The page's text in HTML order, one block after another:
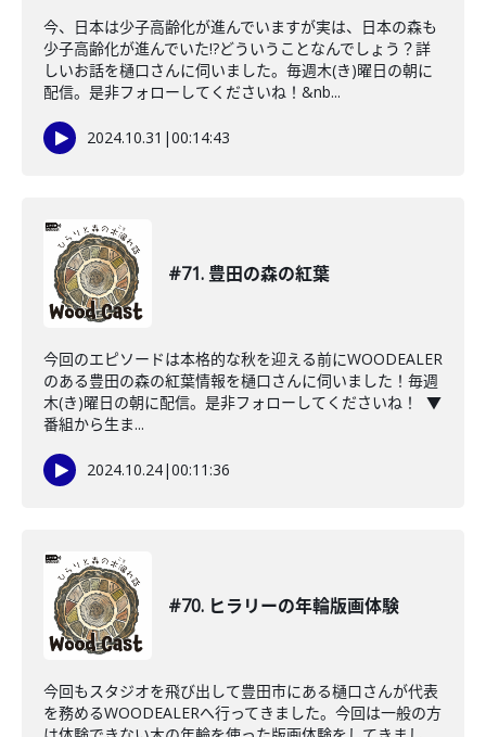
今、日本は少子高齢化が進んでいますが実は、日本の森も
少子高齢化が進んでいた!?どういうことなんでしょう？詳
しいお話を樋口さんに伺いました。毎週木(き)曜日の朝に
配信。是非フォローしてくださいね！&nb...
2024.10.31 |00:14:43
#71. 豊田の森の紅葉
今回のエピソードは本格的な秋を迎える前にWOODEALER
のある豊田の森の紅葉情報を樋口さんに伺いました！毎週
木(き)曜日の朝に配信。是非フォローしてくださいね！ ▼
番組から生ま...
2024.10.24|00:11:36
#70. ヒラリーの年輪版画体験
今回もスタジオを飛び出して豊田市にある樋口さんが代表
を務めるWOODEALERへ行ってきました。今回は一般の方